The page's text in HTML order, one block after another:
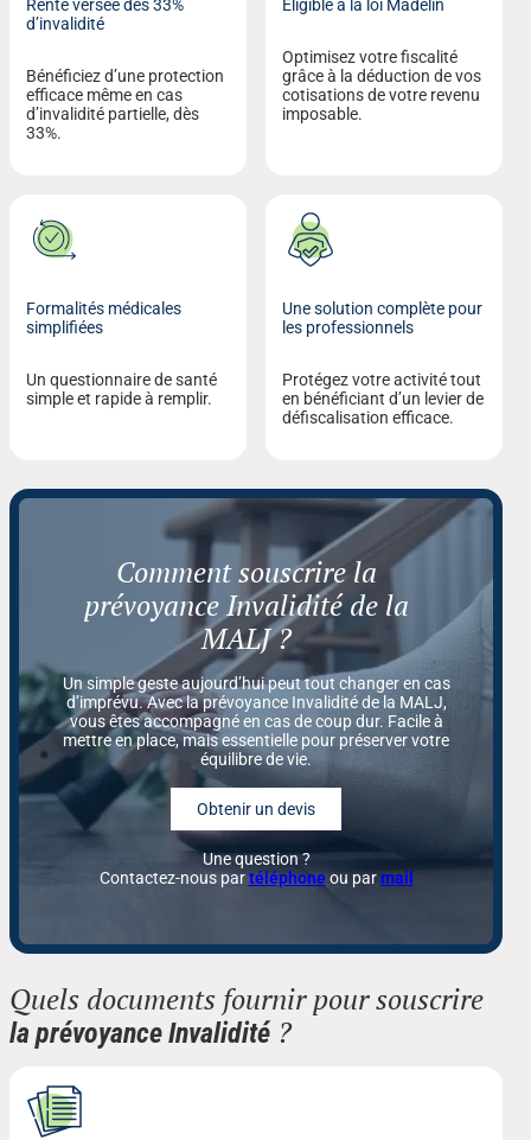
Rente versée dès 33%
d’invalidité
Bénéficiez d’une protection
efficace même en cas
d’invalidité partielle, dès
33%.
Éligible à la loi Madelin
Optimisez votre fiscalité
grâce à la déduction de vos
cotisations de votre revenu
imposable.
Formalités médicales
simplifiées
Un questionnaire de santé
simple et rapide à remplir.
Une solution complète pour
les professionnels
Protégez votre activité tout
en bénéficiant d’un levier de
défiscalisation efficace.
Comment souscrire la
prévoyance Invalidité de la
MALJ ?
Un simple geste aujourd’hui peut tout changer en cas
d’imprévu. Avec la prévoyance Invalidité de la MALJ,
vous êtes accompagné en cas de coup dur. Facile à
mettre en place, mais essentielle pour préserver votre
équilibre de vie.
Obtenir un devis
Une question ?
Contactez-nous par téléphone ou parmail
Quels documents fournir pour souscrire
la prévoyance Invalidité ?